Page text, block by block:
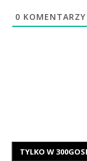
0 KOMENTARZY
TYLKO W